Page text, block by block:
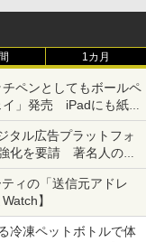
1カ月
ペンとしてもボールペ
イ」発売 iPadにも紙に
タル広告プラットフォ
化を要請 著名人の写
して
ィの「送信元アドレ
】
冷凍ペットボトルで体